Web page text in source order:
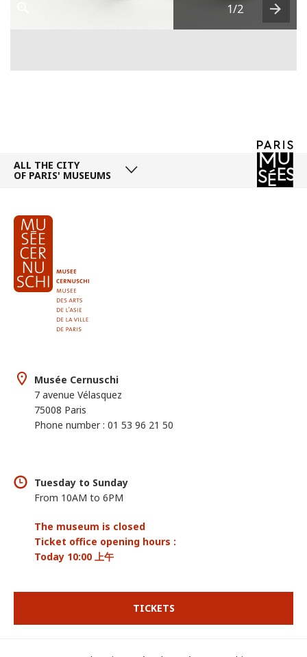
1/2
Next
ALL THE CITY
OF PARIS' MUSEUMS
Musée Cernuschi
7 avenue Vélasquez
75008 Paris
Phone number : 01 53 96 21 50
Tuesday to Sunday
From 10AM to 6PM
The museum is closed
Ticket office opening hours :
Today 10:00 上午
TICKETS